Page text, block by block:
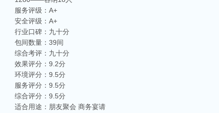
相关推荐
昆山ktv夜场哪里好玩-昆山八大便宜好玩的商务ktv会所排名
昆山天外天KTV以其优雅的环境和周到的服务著称。这里不仅拥有现代的音响设
响，给你带来无与伦比的视听享受。这里还提供多种酒水和小吃，确保你和朋友
服务评级：A+
安全评级：A+
行业口碑：九十分
包间数量：39间
综合考评：九十分
效果评分：9.2分
环境评分：9.5分
服务评分：9.5分
综合评分：9.5分
适合用途：朋友聚会 商务宴请